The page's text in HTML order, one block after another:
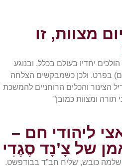
מצוות, זו
יחדיו בעולם בכלל, ובנוגע
בפרט. ולכן כשמבקשים הצלחה
הצינור והכלים הרוחניים להמשכת
תורה ומצוות כמובן”
ליהודי חם –
של צָ’נָד סֶגֶדִי
שלמה כובש, שליח חב”ד בבודפשט.